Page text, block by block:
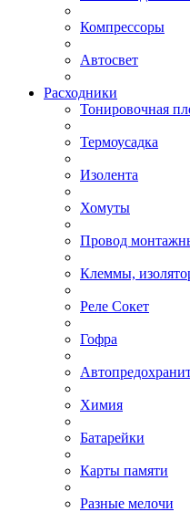
Компрессоры
Автосвет
Расходники
Тонировочная
Термоусадка
Изолента
Хомуты
Провод
Клеммы,
Реле Сокет
Гофра
Химия
Батарейки
Карты памяти
Разные мелочи